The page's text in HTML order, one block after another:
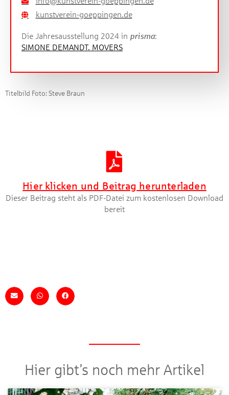
kunstverein-goeppingen.de
Die Jahresausstellung 2024 in prisma:
SIMONE DEMANDT. MOVERS
Titelbild Foto: Steve Braun
Hier klicken und Beitrag herunterladen
Dieser Beitrag steht als PDF-Datei zum kostenlosen Download
bereit
Hier gibt’s noch mehr Artikel